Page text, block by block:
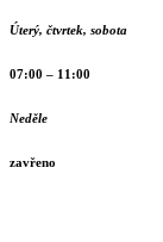
Úterý, čtvrtek, sobota
07:00 – 11:00
Neděle
zavřeno